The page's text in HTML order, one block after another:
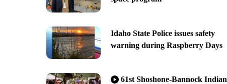
Idaho State Police issues safety
warning during Raspberry Days
61st Shoshone-Bannock Indian